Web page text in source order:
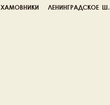
ХАМОВНИКИ ЛЕНИНГРАДСКОЕ  Ш.